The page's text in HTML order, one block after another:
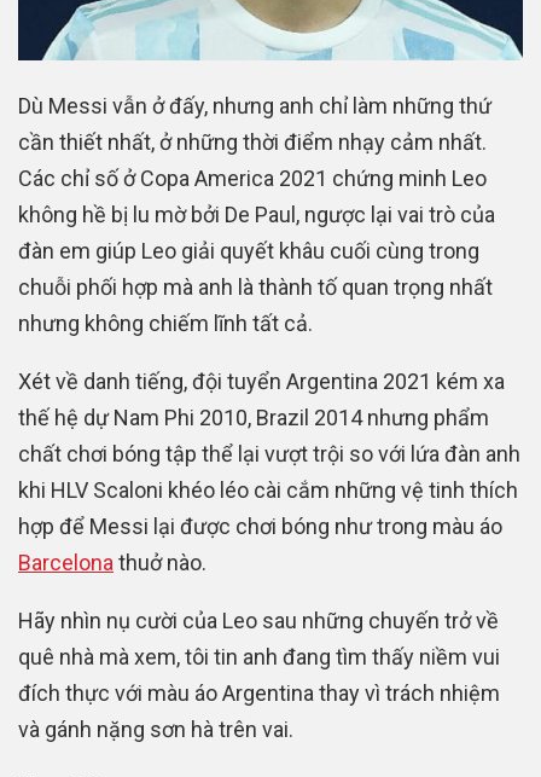
Dù Messi vẫn ở đấy, nhưng anh chỉ làm những thứ
cần thiết nhất, ở những thời điểm nhạy cảm nhất.
Các chỉ số ở Copa America 2021 chứng minh Leo
không hề bị lu mờ bởi De Paul, ngược lại vai trò của
đàn em giúp Leo giải quyết khâu cuối cùng trong
chuỗi phối hợp mà anh là thành tố quan trọng nhất
nhưng không chiếm lĩnh tất cả.
Xét về danh tiếng, đội tuyển Argentina 2021 kém xa
thế hệ dự Nam Phi 2010, Brazil 2014 nhưng phẩm
chất chơi bóng tập thể lại vượt trội so với lứa đàn anh
khi HLV Scaloni khéo léo cài cắm những vệ tinh thích
hợp để Messi lại được chơi bóng như trong màu áo
Barcelona thuở nào.
Hãy nhìn nụ cười của Leo sau những chuyến trở về
quê nhà mà xem, tôi tin anh đang tìm thấy niềm vui
đích thực với màu áo Argentina thay vì trách nhiệm
và gánh nặng sơn hà trên vai.